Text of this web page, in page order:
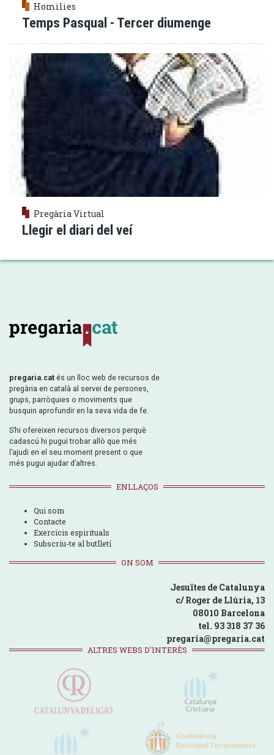
Homilies
Temps Pasqual - Tercer diumenge
Pregària Virtual
Llegir el diari del veí
pregaria.cat és un lloc web de recursos de
pregària en català al servei de persones,
grups, parròquies o moviments que
busquin aprofundir en la seva vida de fe.
S’hi ofereixen recursos diversos perquè
cadascú hi pugui trobar allò que més
l’ajudi en el seu moment present o que
més pugui ajudar d’altres.
ENLLAÇOS
Qui som
Contacte
Exercicis espirituals
Subscriu-te al butlletí
ON SOM
Jesuïtes de Catalunya
c/ Roger de Llúria, 13
08010 Barcelona
tel. 93 318 37 36
pregaria@pregaria.cat
ALTRES WEBS D'INTERÈS